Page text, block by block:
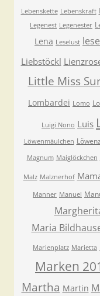
Lebenskette Lebenskraft
Legenest Legenester
Lena Leselust
Liebstöckl
Little Miss
Lombardei Lomo
Luigi Nono Luis
Löwenmäulchen
Magnum Maiglöckchen
Malz Malznerhof
Manner Manuel
Maria
Marienplatz Marietta
Marken
Martha Martin